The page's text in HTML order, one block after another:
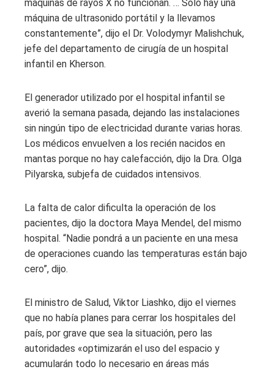
máquinas de rayos X no funcionan. … Solo hay una
máquina de ultrasonido portátil y la llevamos
constantemente”, dijo el Dr. Volodymyr Malishchuk,
jefe del departamento de cirugía de un hospital
infantil en Kherson.
El generador utilizado por el hospital infantil se
averió la semana pasada, dejando las instalaciones
sin ningún tipo de electricidad durante varias horas.
Los médicos envuelven a los recién nacidos en
mantas porque no hay calefacción, dijo la Dra. Olga
Pilyarska, subjefa de cuidados intensivos.
La falta de calor dificulta la operación de los
pacientes, dijo la doctora Maya Mendel, del mismo
hospital. “Nadie pondrá a un paciente en una mesa
de operaciones cuando las temperaturas están bajo
cero”, dijo.
El ministro de Salud, Viktor Liashko, dijo el viernes
que no había planes para cerrar los hospitales del
país, por grave que sea la situación, pero las
autoridades «optimizarán el uso del espacio y
acumularán todo lo necesario en áreas más